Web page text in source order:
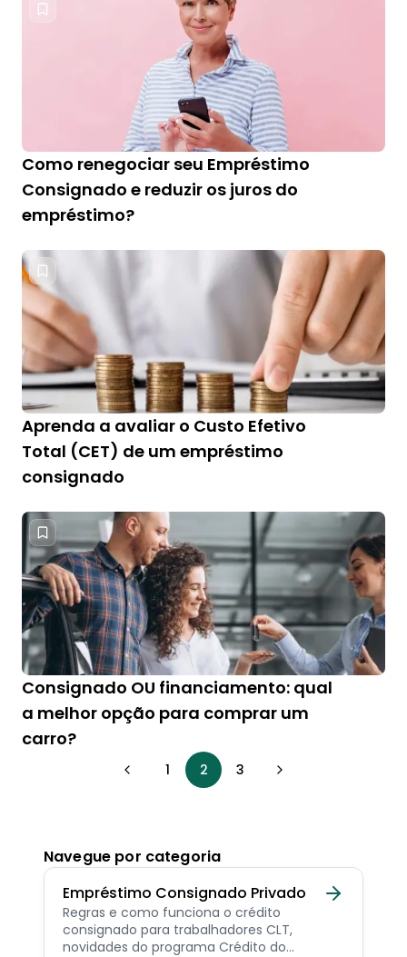
Como renegociar seu Empréstimo
Consignado e reduzir os juros do
empréstimo?
Aprenda a avaliar o Custo Efetivo
Total (CET) de um empréstimo
consignado
Consignado OU financiamento: qual
a melhor opção para comprar um
carro?
1 2 3
Navegue por categoria
Empréstimo Consignado Privado
Regras e como funciona o crédito
consignado para trabalhadores CLT,
novidades do programa Crédito do